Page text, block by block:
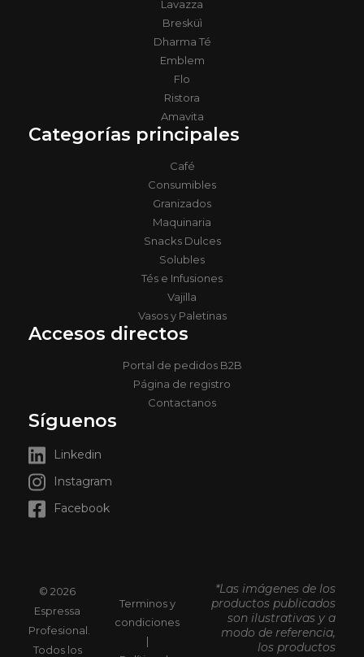
Lavazza
Bresküì
Dharma Té
Emblem
Flo
Ristora
Amavita
Categorías principales
Café
Consumibles
Granizados
Maquinaria
Snacks Dulces
Solubles
Tés e Infusiones
Vajilla
Vasos y Paletinas
Accesos directos
Portal de pedidos B2B
Página de registro
Contactanos
Síguenos
Linkedin
Instagram
Facebook
© 2026
Espressa
Profesional.
Todos los
Terminos y
condiciones
|
*Las imágenes de los
productos publicados
son ilustrativas y a
modo de referencia,
los productos